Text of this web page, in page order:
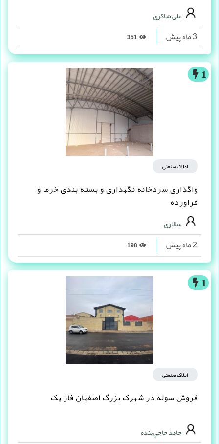
علی شاکری
3 ماه پیش
1
املاک صنعتی
واگذاری سردخانه نگهداری و بسته بندی خرما و
فراورده
سالاری
2 ماه پیش
1
املاک صنعتی
فروش سوله در شهرک بزرگ اصفهان فاز یک
حامد حاجي بنده